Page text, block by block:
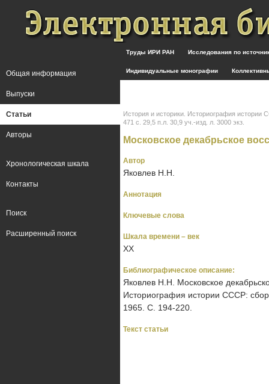
Труды ИРИ РАН Исследования по
Индивидуальные монографии
История и историки. Историография
471 с. 29,5 п.л. 30,9 уч.-изд. л. 3000 экз.
Московское декабрьское
Автор
Яковлев Н.Н.
Аннотация
Ключевые слова
Шкала времени – век
XX
Библиографическое описание:
Яковлев Н.Н. Московское
Историография истории СССР:
1965. С. 194-220.
Текст статьи
Общая информация
Выпуски
Статьи
Авторы
Хронологическая шкала
Контакты
Поиск
Расширенный поиск